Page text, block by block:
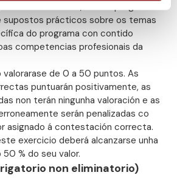
alternativas, máis 5 preguntas
supostos prácticos sobre os temas
do programa con contido
competencias profesionais da
de 0 a 50 puntos. As
puntuarán positivamente, as
non terán ningunha valoración e as
serán penalizadas co
asignado á contestación correcta.
exercicio deberá alcanzarse unha
% do seu valor.
non eliminatorio)